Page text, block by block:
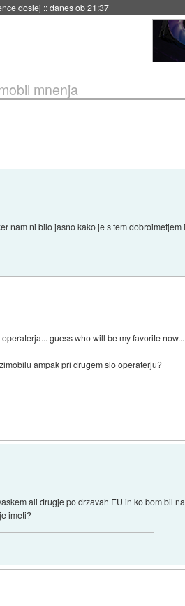
doslej ::danes ob 21:37
mnenja
nam ni bilo jasno kako je s tem dobroimetjem
guess who will be my favorite now...
ampak pri drugem slo operaterju?
ali drugje po drzavah EU in ko bom bil
imeti?